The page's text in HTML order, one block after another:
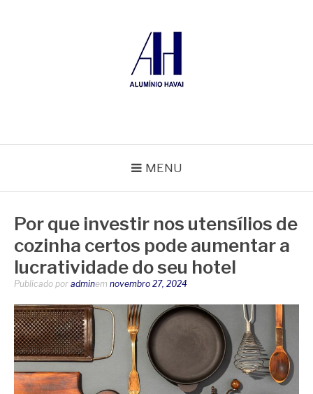
MENU
Por que investir nos utensílios de
cozinha certos pode aumentar a
lucratividade do seu hotel
Publicado por adminem novembro 27, 2024